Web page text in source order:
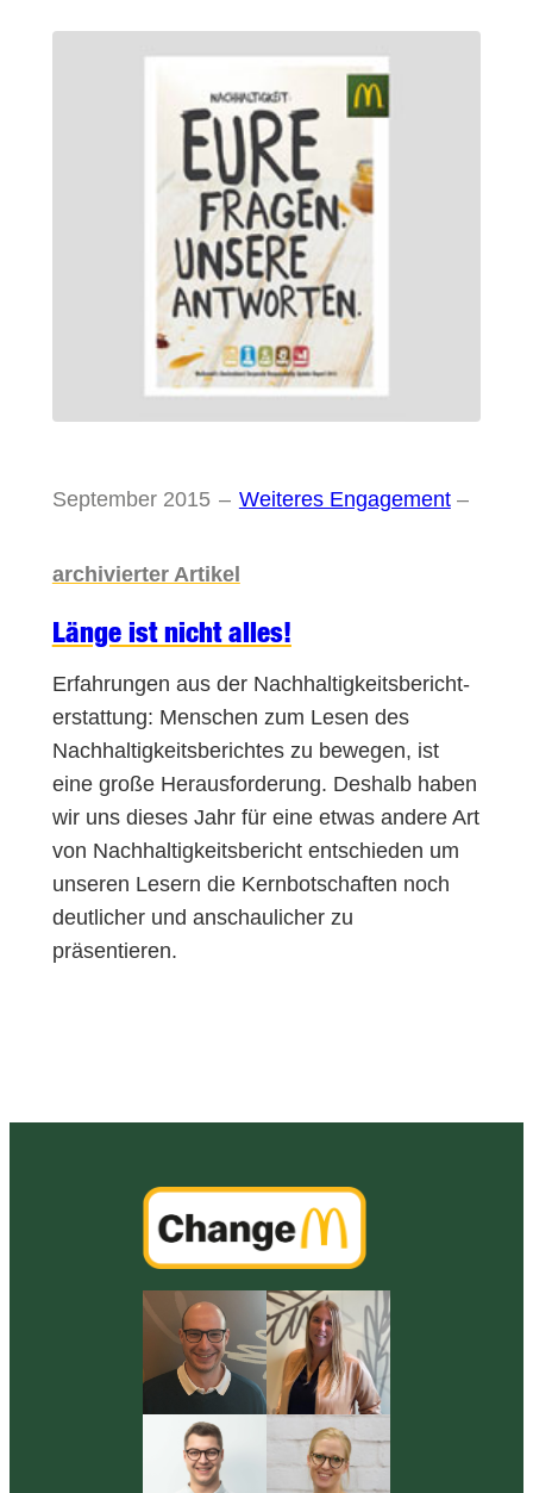
September 2015 – Weiteres Engagement–
archivierter Artikel
Länge ist nicht alles!
Erfahrungen aus der Nachhaltigkeitsbericht­
erstattung: Menschen zum Lesen des
Nachhaltigkeitsberichtes zu bewegen, ist
eine große Herausforderung. Deshalb haben
wir uns dieses Jahr für eine etwas andere Art
von Nachhaltigkeitsbericht entschieden um
unseren Lesern die Kernbotschaften noch
deutlicher und anschaulicher zu
präsentieren.